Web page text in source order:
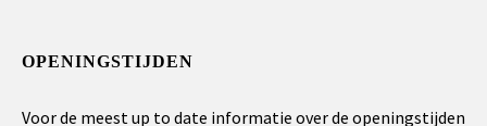
OPENINGSTIJDEN
Voor de meest up to date informatie over de openingstijden